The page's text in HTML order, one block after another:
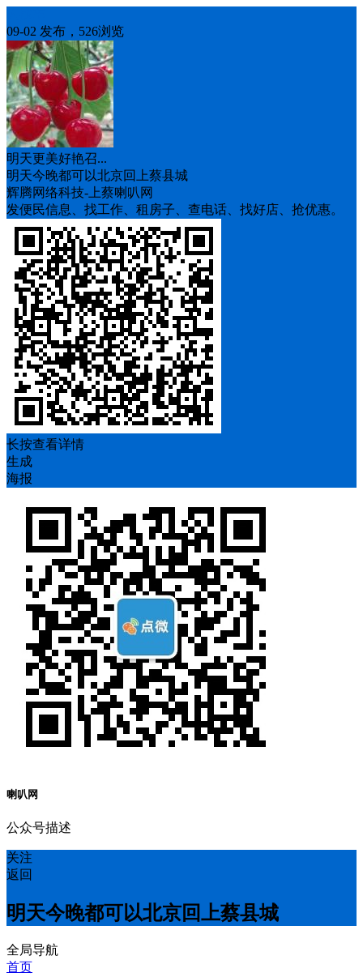
09-02 发布，526浏览
明天更美好艳召...
明天今晚都可以北京回上蔡县城
辉腾网络科技-上蔡喇叭网
发便民信息、找工作、租房子、查电话、找好店、抢优惠。
长按查看详情
生成
海报
喇叭网
公众号描述
关注
返回
明天今晚都可以北京回上蔡县城
全局导航
首页